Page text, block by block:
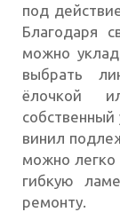
под
Благодаря
можно
выбрать
ёлочкой
винил
можно легко
гибкую
ремонту.